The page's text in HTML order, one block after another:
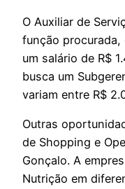
O Auxiliar de
função
um salário de R$
busca um
variam entre R$
Outras
de Shopping e
Gonçalo. A
Nutrição em